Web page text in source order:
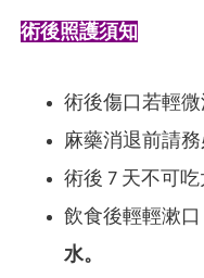
術後照護須知
術後傷口若輕微
麻藥消退前請
術後 7 天不可
飲食後輕輕漱
水。